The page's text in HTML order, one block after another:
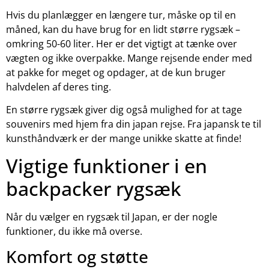
Hvis du planlægger en længere tur, måske op til en
måned, kan du have brug for en lidt større rygsæk –
omkring 50-60 liter. Her er det vigtigt at tænke over
vægten og ikke overpakke. Mange rejsende ender med
at pakke for meget og opdager, at de kun bruger
halvdelen af deres ting.
En større rygsæk giver dig også mulighed for at tage
souvenirs med hjem fra din japan rejse. Fra japansk te til
kunsthåndværk er der mange unikke skatte at finde!
Vigtige funktioner i en
backpacker rygsæk
Når du vælger en rygsæk til Japan, er der nogle
funktioner, du ikke må overse.
Komfort og støtte